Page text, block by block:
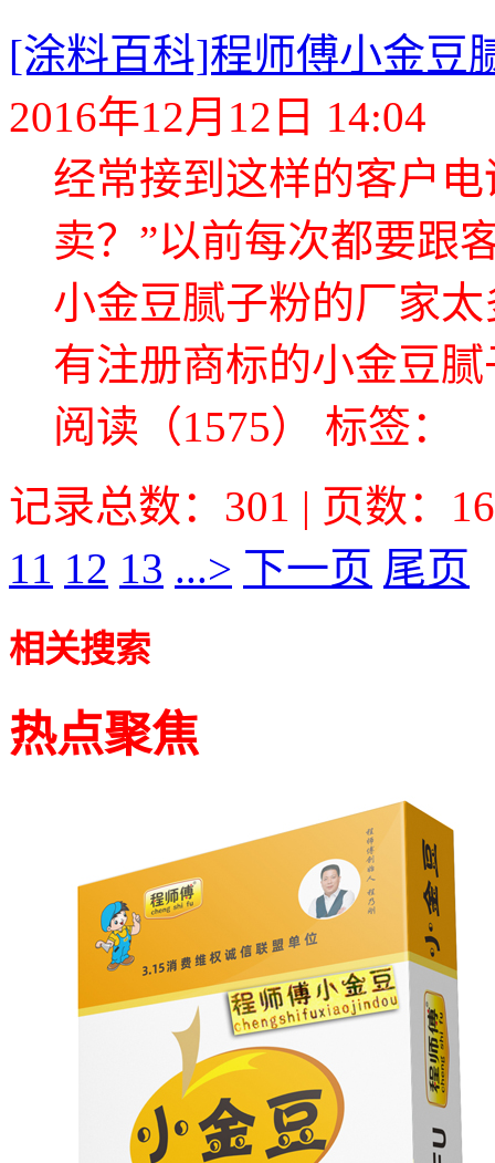
[涂料百科]程师傅小金豆
2016年12月12日 14:04
经常接到这样的客户
卖？”以前每次都要跟
小金豆腻子粉的厂家
有注册商标的小金豆
阅读（1575） 标签：
记录总数：301 | 页数：16
11 12 13 ...> 下一页 尾页
相关搜索
热点聚焦